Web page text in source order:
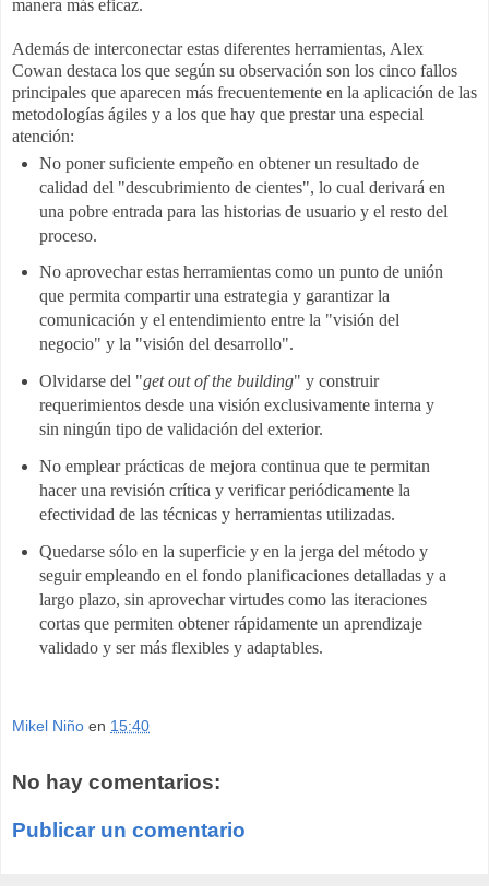
manera más eficaz.
Además de interconectar estas diferentes herramientas, Alex
Cowan destaca los que según su observación son los cinco fallos
principales que aparecen más frecuentemente en la aplicación de las
metodologías ágiles y a los que hay que prestar una especial
atención:
No poner suficiente empeño en obtener un resultado de
calidad del "descubrimiento de cientes", lo cual derivará en
una pobre entrada para las historias de usuario y el resto del
proceso.
No aprovechar estas herramientas como un punto de unión
que permita compartir una estrategia y garantizar la
comunicación y el entendimiento entre la "visión del
negocio" y la "visión del desarrollo".
Olvidarse del "get out of the building" y construir
requerimientos desde una visión exclusivamente interna y
sin ningún tipo de validación del exterior.
No emplear prácticas de mejora continua que te permitan
hacer una revisión crítica y verificar periódicamente la
efectividad de las técnicas y herramientas utilizadas.
Quedarse sólo en la superficie y en la jerga del método y
seguir empleando en el fondo planificaciones detalladas y a
largo plazo, sin aprovechar virtudes como las iteraciones
cortas que permiten obtener rápidamente un aprendizaje
validado y ser más flexibles y adaptables.
Mikel Niño en 15:40
No hay comentarios:
Publicar un comentario